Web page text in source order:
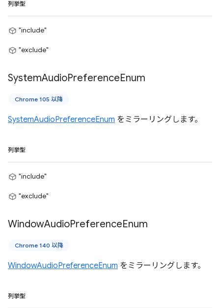
列挙型
"include"
"exclude"
SystemAudioPreferenceEnum
Chrome 105 以降
SystemAudioPreferenceEnum をミラーリングします。
列挙型
"include"
"exclude"
WindowAudioPreferenceEnum
Chrome 140 以降
WindowAudioPreferenceEnum をミラーリングします。
列挙型